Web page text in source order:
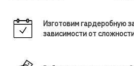
Изготовим гардеробную
зависимости от